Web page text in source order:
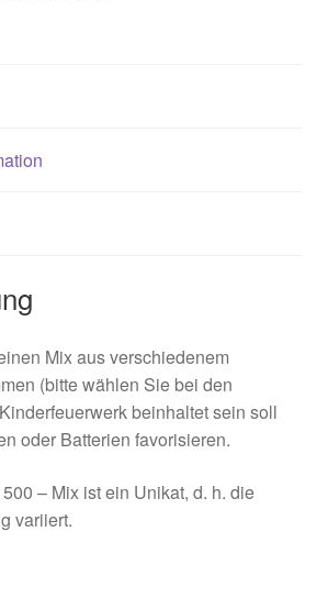
Mix aus verschiedenem
(bitte wählen Sie bei den
beinhaltet sein soll
oder Batterien favorisieren.
– Mix ist ein Unikat, d. h. die
variiert.